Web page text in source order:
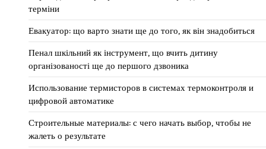
терміни
Евакуатор: що варто знати ще до того, як він знадобиться
Пенал шкільний як інструмент, що вчить дитину
організованості ще до першого дзвоника
Использование термисторов в системах термоконтроля и
цифровой автоматике
Строительные материалы: с чего начать выбор, чтобы не
жалеть о результате